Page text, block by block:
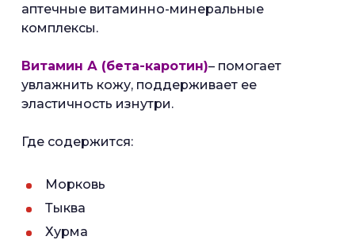
аптечные витаминно-минеральные
комплексы.
Витамин А (бета-каротин)– помогает
увлажнить кожу, поддерживает ее
эластичность изнутри.
Где содержится:
Морковь
Тыква
Хурма